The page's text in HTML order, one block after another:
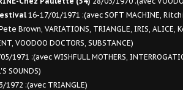
16-17/01/1971 :(avec SOFT MACHINE,
Brown, VARIATIONS, TRIANGLE, IRIS, ALICE,
VOODOO DOCTORS, SUBSTANCE)
1971 :(avec WISHFULL MOTHERS,
SOUNDS)
1972 :(avec TRIANGLE)